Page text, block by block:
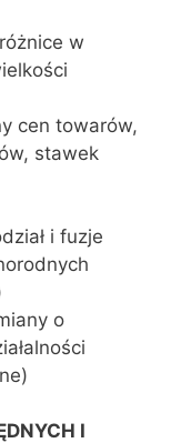
w
cen towarów,
stawek
i fuzje
o
I